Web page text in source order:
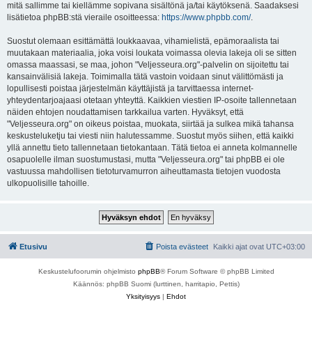
mitä sallimme tai kiellämme sopivana sisältönä ja/tai käytöksenä. Saadaksesi
lisätietoa phpBB:stä vieraile osoitteessa: https://www.phpbb.com/.
Suostut olemaan esittämättä loukkaavaa, vihamielistä, epämoraalista tai
muutakaan materiaalia, joka voisi loukata voimassa olevia lakeja oli se sitten
omassa maassasi, se maa, johon "Veljesseura.org"-palvelin on sijoitettu tai
kansainvälisiä lakeja. Toimimalla tätä vastoin voidaan sinut välittömästi ja
lopullisesti poistaa järjestelmän käyttäjistä ja tarvittaessa internet-
yhteydentarjoajaasi otetaan yhteyttä. Kaikkien viestien IP-osoite tallennetaan
näiden ehtojen noudattamisen tarkkailua varten. Hyväksyt, että
"Veljesseura.org" on oikeus poistaa, muokata, siirtää ja sulkea mikä tahansa
keskusteluketju tai viesti niin halutessamme. Suostut myös siihen, että kaikki
yllä annettu tieto tallennetaan tietokantaan. Tätä tietoa ei anneta kolmannelle
osapuolelle ilman suostumustasi, mutta "Veljesseura.org" tai phpBB ei ole
vastuussa mahdollisen tietoturvamurron aiheuttamasta tietojen vuodosta
ulkopuolisille tahoille.
Etusivu Kaikki ajat ovat UTC+03:00
Poista evästeet
Keskustelufoorumin ohjelmisto phpBB® Forum Software © phpBB Limited
Käännös: phpBB Suomi (lurttinen, harritapio, Pettis)
Yksityisyys | Ehdot